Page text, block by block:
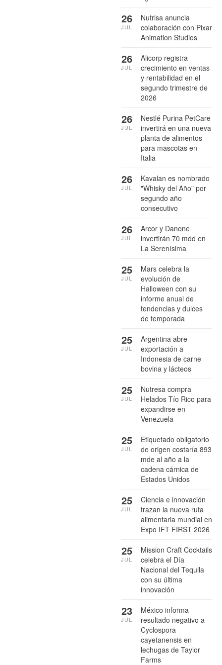
Nutrisa anuncia
colaboración con Pixar
Animation Studios
26
JUL
Alicorp registra
crecimiento en ventas
y rentabilidad en el
segundo trimestre de
2026
26
JUL
Nestlé Purina PetCare
invertirá en una nueva
planta de alimentos
para mascotas en
Italia
26
JUL
Kavalan es nombrado
"Whisky del Año" por
segundo año
consecutivo
26
JUL
Arcor y Danone
invertirán 70 mdd en
La Serenísima
26
JUL
Mars celebra la
evolución de
Halloween con su
informe anual de
tendencias y dulces
de temporada
25
JUL
Argentina abre
exportación a
Indonesia de carne
bovina y lácteos
25
JUL
Nutresa compra
Helados Tío Rico para
expandirse en
Venezuela
25
JUL
Etiquetado obligatorio
de origen costaría 893
mde al año a la
cadena cárnica de
Estados Unidos
25
JUL
Ciencia e innovación
trazan la nueva ruta
alimentaria mundial en
Expo IFT FIRST 2026
25
JUL
Mission Craft Cocktails
celebra el Día
Nacional del Tequila
con su última
innovación
25
JUL
México informa
resultado negativo a
Cyclospora
cayetanensis en
lechugas de Taylor
Farms
23
JUL